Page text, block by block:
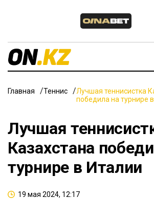
Главная Теннис
Лучшая теннисистка
победила на турнире
Лучшая
Казахстана
турнире в Италии
19 мая 2024, 12:17